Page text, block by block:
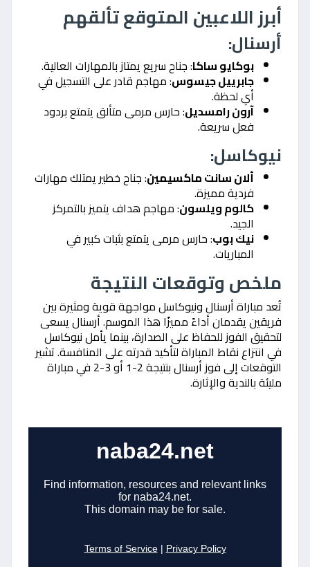
أبرز اللاعبين المتوقع تألقهم
أرسنال:
بوكايو ساكا: جناح سريع يمتاز بالمهارات العالية.
جابرييل جيسوس: مهاجم قادر على التسجيل في
أي لحظة.
آرون رامسديل: حارس مرمى متألق يتمتع بردود
فعل سريعة.
نيوكاسل:
ألان سانت ماكسيمين: جناح خطير يمتلك مهارات
فردية مميزة.
كالوم ويلسون: مهاجم هداف يتميز بالتمركز
الجيد.
نيك بوب: حارس مرمى يتمتع بثبات كبير في
المباريات.
ملخص وتوقعات النتيجة
تُعد مباراة أرسنال ونيوكاسل مواجهة قوية ومثيرة بين
فريقين يقدمان أداءً مميزًا هذا الموسم. أرسنال يسعى
لتحقيق الفوز للحفاظ على الصدارة، بينما يأمل نيوكاسل
في انتزاع نقاط المباراة لتأكيد قدرته على المنافسة. تشير
التوقعات إلى فوز أرسنال بنتيجة 2-1 أو 3-2 في مباراة
مليئة بالندية والإثارة.